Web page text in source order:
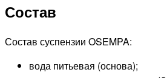
Состав
Состав суспензии OSEMPA:
вода питьевая (основа);